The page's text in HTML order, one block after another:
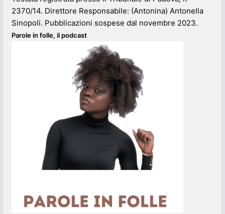
2370/14. Direttore Responsabile: (Antonina) Antonella
Sinopoli. Pubblicazioni sospese dal novembre 2023.
Parole in folle, il podcast